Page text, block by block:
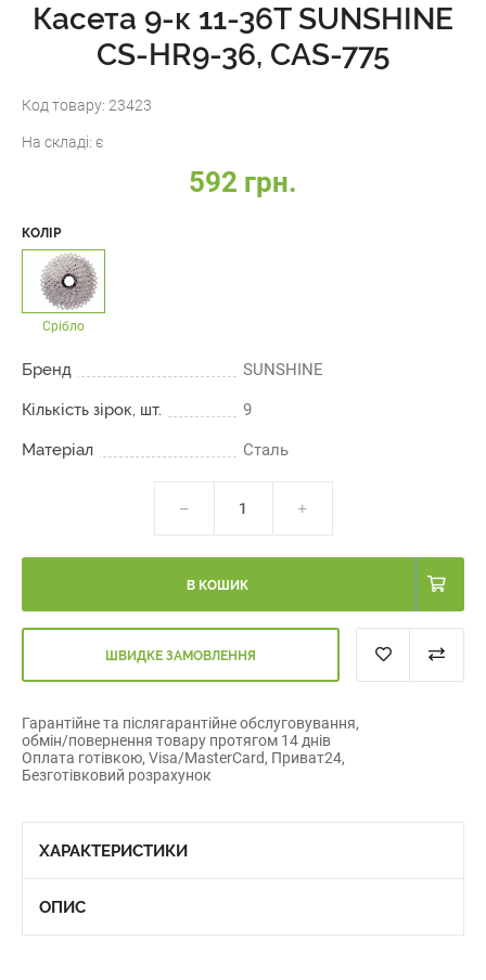
Касета 9-к 11-36T SUNSHINE
CS-HR9-36, CAS-775
Код товару: 23423
На складі: є
592 грн.
КОЛІР
Срібло
Бренд SUNSHINE
Кількість зірок, шт. 9
Матеріал Сталь
В КОШИК
ШВИДКЕ ЗАМОВЛЕННЯ
Гарантійне та післягарантійне обслуговування,
обмін/повернення товару протягом 14 днів
Оплата готівкою, Visa/MasterCard, Приват24,
Безготівковий розрахунок
ХАРАКТЕРИСТИКИ
ОПИС